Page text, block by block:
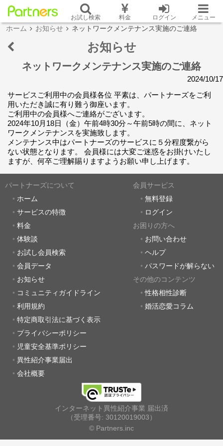
お試し検索 料金 ログイン メニュー
ホーム お知らせ ネットワークメンテナンス実施のご連絡
お知らせ
ネットワークメンテナンス実施のご連絡
2024/10/17
サービスご利用中の会員様各位 平素は、パートナーズをご利
用いただき誠に有り難う御座います。
ご利用中の会員様へご連絡がございます。
2024年10月18日（金）午前4時30分～午前5時の間に、ネット
ワークメンテナンスを実施致します。
メンテナンス中はパートナーズのサービスに５分程度繋がら
ない状態となります。 会員様には大変ご迷惑をお掛けいたし
ますが、何卒ご理解賜りますようお願い申し上げます。
パートナーズについて
ホーム
サービスの特徴
料金
体験談
お試し会員検索
会員データ
お知らせ
コミュニティガイドライン
利用規約
特定商取引法に基づく表示
プライバシーポリシー
児童安全基準ポリシー
異性紹介事業届出
会社概要
会員サービス
無料登録
ログイン
お困りの方へ
お問い合わせ
ヘルプ
パスワードが解らない
その他のコンテンツ
性格相性診断
婚活恋愛コラム
インターネット異性紹介事業 届出済
（受理番号: 30120019003）
© Partners.inc